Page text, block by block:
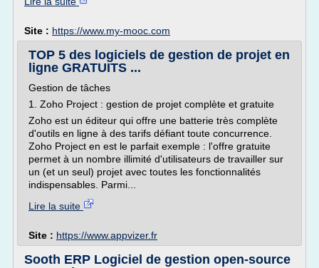
Site : https://www.my-mooc.com
TOP 5 des logiciels de gestion de projet en
ligne GRATUITS ...
Gestion de tâches
1. Zoho Project : gestion de projet complète et gratuite
Zoho est un éditeur qui offre une batterie très complète
d'outils en ligne à des tarifs défiant toute concurrence.
Zoho Project en est le parfait exemple : l'offre gratuite
permet à un nombre illimité d'utilisateurs de travailler sur
un (et un seul) projet avec toutes les fonctionnalités
indispensables. Parmi...
Lire la suite
Site : https://www.appvizer.fr
Sooth ERP Logiciel de gestion open-source